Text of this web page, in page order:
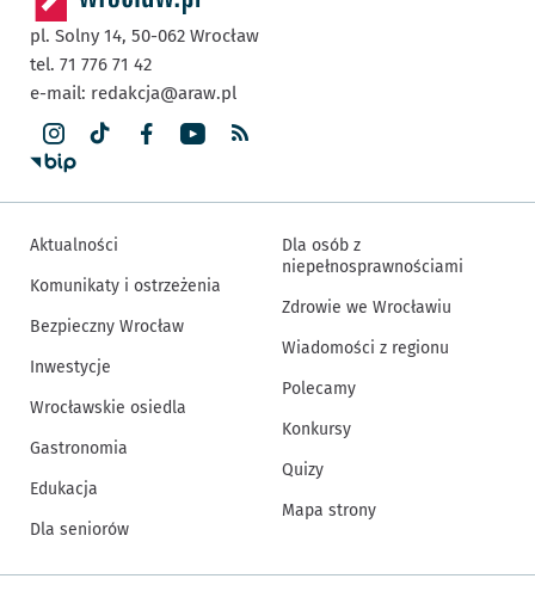
pl. Solny 14, 50-062 Wrocław
tel. 71 776 71 42
e-mail: redakcja@araw.pl
Aktualności
Komunikaty i ostrzeżenia
Bezpieczny Wrocław
Inwestycje
Wrocławskie osiedla
Gastronomia
Edukacja
Dla seniorów
Dla osób z
niepełnosprawnościami
Zdrowie we Wrocławiu
Wiadomości z regionu
Polecamy
Konkursy
Quizy
Mapa strony